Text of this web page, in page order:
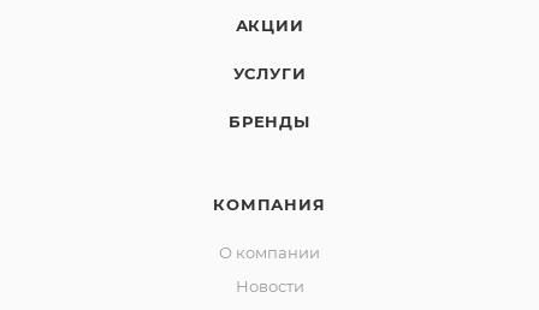
АКЦИИ
УСЛУГИ
БРЕНДЫ
КОМПАНИЯ
О компании
Новости